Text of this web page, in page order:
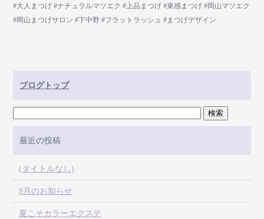
#大人まつげ #ナチュラルマツエク #上品まつげ #束感まつげ #岡山マツエク
#岡山まつげサロン #下中野 #フラットラッシュ #まつげデザイン
ブログトップ
最近の投稿
(タイトルなし)
8月のお知らせ
夏こそカラーエクステ